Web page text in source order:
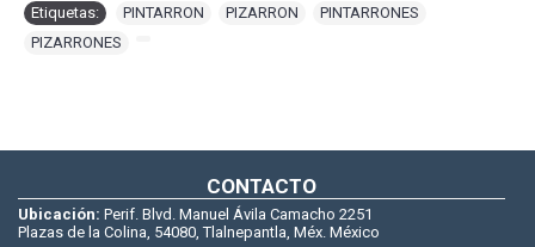
Etiquetas: PINTARRON PIZARRON PINTARRONES
PIZARRONES
CONTACTO
Ubicación: Perif. Blvd. Manuel Ávila Camacho 2251
Plazas de la Colina, 54080, Tlalnepantla, Méx. México